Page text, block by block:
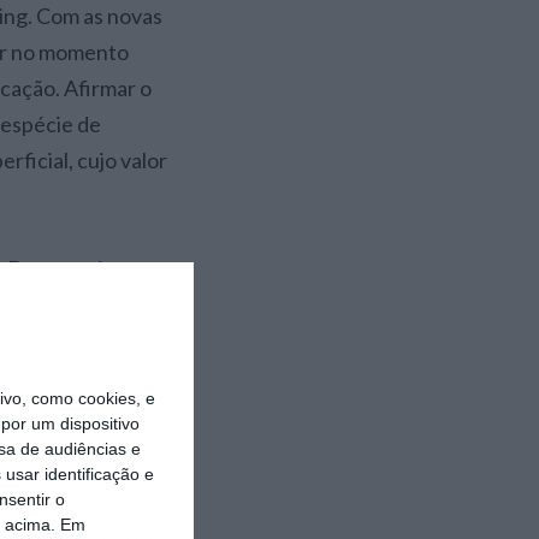
como cookies, e
um dispositivo
de audiências e
identificação e
o
Em
Com as novas
no momento
Afirmar o
de
cujo valor
Devem criar
poderão
Timothy
converte uma
para
despoletar
conveniência,